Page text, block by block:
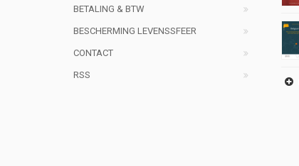
BETALING & BTW
BESCHERMING LEVENSSFEER
CONTACT
RSS